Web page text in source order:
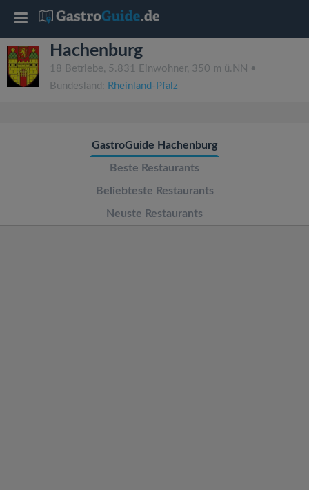
Hachenburg
18 Betriebe, 5.831 Einwohner, 350 m ü.NN •
Bundesland: Rheinland-Pfalz
GastroGuide Hachenburg
Beste Restaurants
Beliebteste Restaurants
Neuste Restaurants
T
o
g